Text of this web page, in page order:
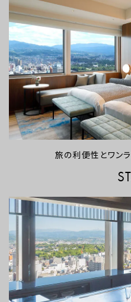
旅の利便性とワン